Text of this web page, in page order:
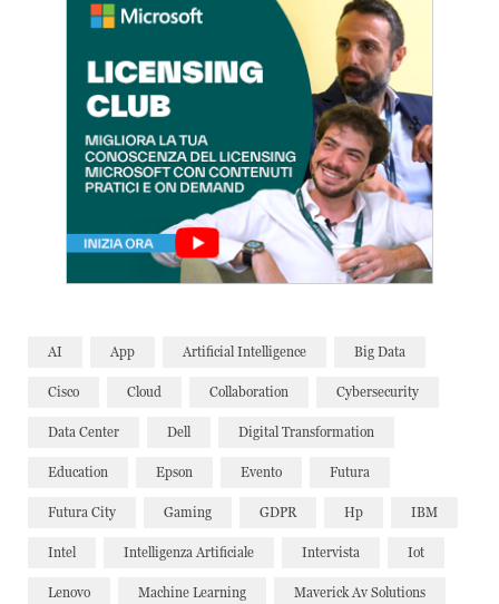
AI App Artificial Intelligence Big Data
Cisco Cloud Collaboration Cybersecurity
Data Center Dell Digital Transformation
Education Epson Evento Futura
Futura City Gaming GDPR Hp IBM
Intel Intelligenza Artificiale Intervista Iot
Lenovo Machine Learning Maverick Av Solutions